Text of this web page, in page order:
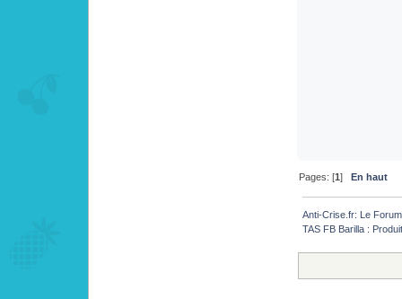
Pages: [1] En haut
Anti-Crise.fr: Le Forum
TAS FB Barilla :